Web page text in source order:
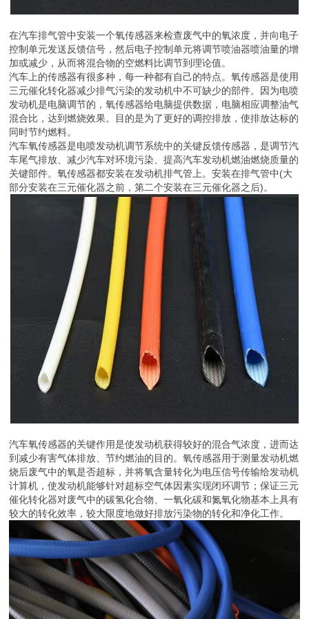
在汽车排气管中安装一个氧传感器来检查废气中的氧浓度，并向电子
控制单元发送反馈信号，然后电子控制单元将调节喷油器喷油量的增
加或减少，从而将混合物的空燃料比调节到理论值。
汽车上的传感器有很多种，每一种都有自己的特点。氧传感器是使用
三元催化转化器减少排气污染的发动机中不可缺少的部件。因为电喷
发动机是电脑调节的，氧传感器给电脑提供数据，电脑相应调整油气
混合比，达到燃烧效果。目的是为了更好的调控排放，使排放达标的
同时节约燃料。
汽车氧传感器是电喷发动机调节系统中的关键反馈传感器，是调节汽
车尾气排放、减少汽车对环境污染、提高汽车发动机燃油燃烧质量的
关键部件。氧传感器都安装在发动机排气管上。安装在排气管中(大
部分安装在三元催化器之前，第二个安装在三元催化器之后)。
汽车氧传感器的关键作用是使发动机获得较好的混合气浓度，进而达
到减少有害气体排放、节约燃油的目的。氧传感器用于测量发动机燃
烧后废气中的氧是否超标，并将氧含量转化为电压信号传输给发动机
计算机，使发动机能够针对超标空气体因素实现闭环调节；保证三元
催化转化器对废气中的碳氢化合物、一氧化碳和氮氧化物基本上具有
较大的转化效率，较大限度地做好排放污染物的转化和净化工作。